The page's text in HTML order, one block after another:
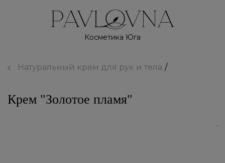
Косметика Юга
Натуральный крем для рук и тела
Крем "Золотое пламя"